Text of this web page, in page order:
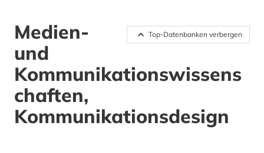
Top-Datenbanken verbergen
Medien-
und
Kommunikationswissens
chaften,
Kommunikationsdesign